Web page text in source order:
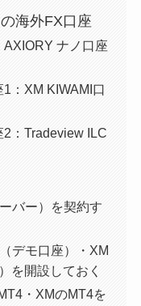
海外FX口座
ナノ口座
：XM KIWAMI口
：Tradeview ILC
バー）を契約す
デモ口座）・XM
を開設しておく
・XMのMT4を